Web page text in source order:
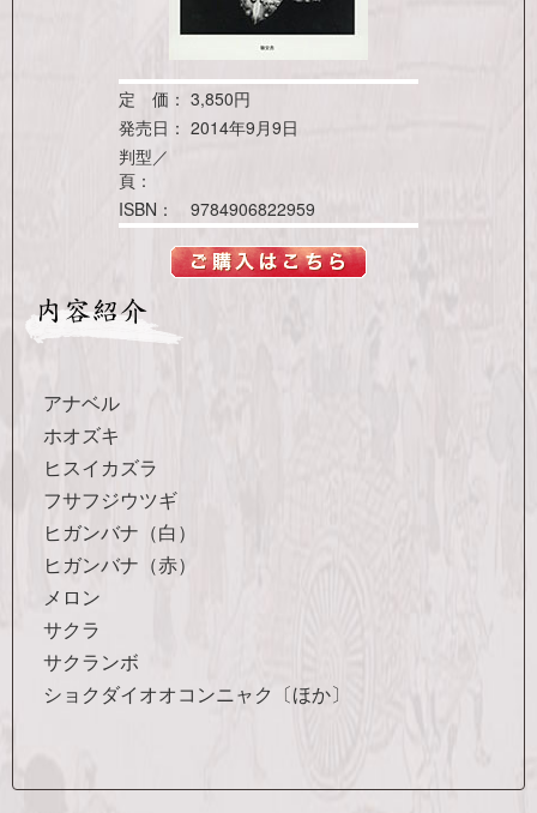
定 価： 3,850円
発売日： 2014年9月9日
判型／
頁：
ISBN：
9784906822959
アナベル
ホオズキ
ヒスイカズラ
フサフジウツギ
ヒガンバナ（白）
ヒガンバナ（赤）
メロン
サクラ
サクランボ
ショクダイオオコンニャク〔ほか〕